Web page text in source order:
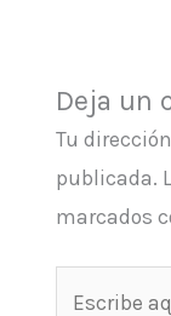
Deja un
Tu
publicada.
marcados